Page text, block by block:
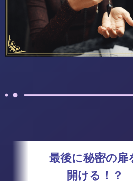
最後に秘密の扉
開ける！？